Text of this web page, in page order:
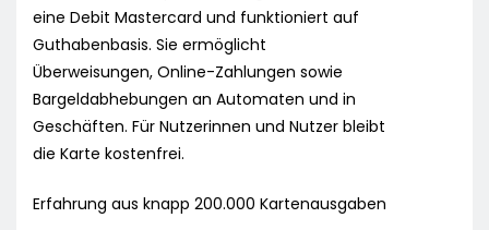
eine Debit Mastercard und funktioniert auf
Guthabenbasis. Sie ermöglicht
Überweisungen, Online-Zahlungen sowie
Bargeldabhebungen an Automaten und in
Geschäften. Für Nutzerinnen und Nutzer bleibt
die Karte kostenfrei.
Erfahrung aus knapp 200.000 Kartenausgaben